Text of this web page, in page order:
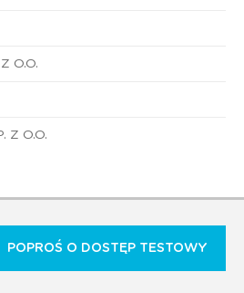
O.O.
Z O.O.
POPROŚ O DOSTĘP TESTOWY